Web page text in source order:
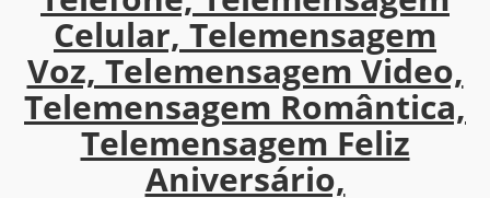
Celular, Telemensagem
Voz, Telemensagem Video,
Telemensagem Romântica,
Telemensagem Feliz
Aniversário,